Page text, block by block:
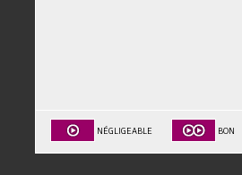
NÉGLIGEABLE BON